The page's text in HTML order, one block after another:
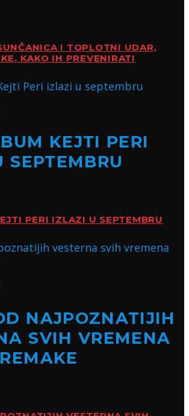
I TOPLOTNI UDAR,
KAKO IH PREVENIRATI
KEJTI PERI
PERI IZLAZI U SEPTEMBRU
NAJPOZNATIJIH
SVIH VREMENA